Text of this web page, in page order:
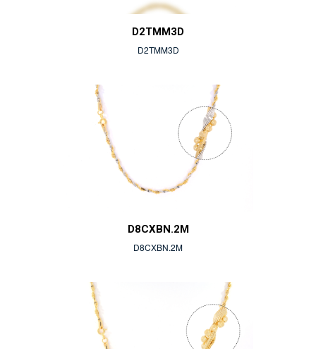
D2TMM3D
D2TMM3D
D8CXBN.2M
D8CXBN.2M